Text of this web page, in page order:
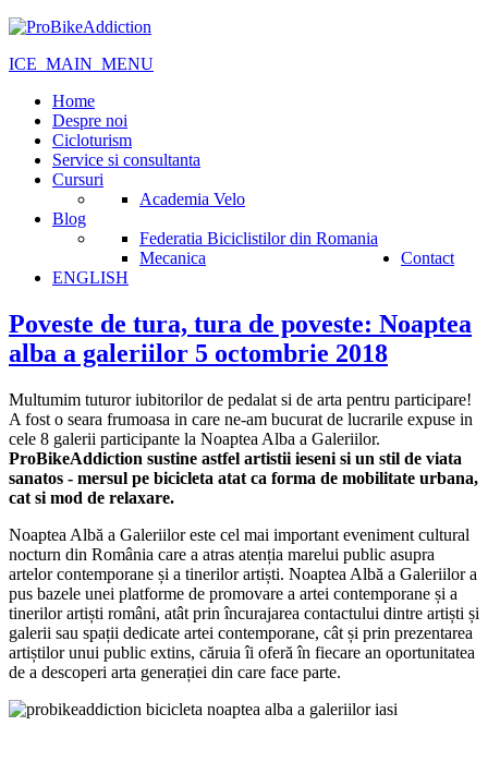
ICE_MAIN_MENU
Home
Despre noi
Cicloturism
Service si consultanta
Cursuri
Academia Velo
Blog
Federatia Biciclistilor din Romania
Mecanica
Contact
ENGLISH
Poveste de tura, tura de poveste: Noaptea
alba a galeriilor 5 octombrie 2018
Multumim tuturor iubitorilor de pedalat si de arta pentru participare!
A fost o seara frumoasa in care ne-am bucurat de lucrarile expuse in
cele 8 galerii participante la Noaptea Alba a Galeriilor.
ProBikeAddiction sustine astfel artistii ieseni si un stil de viata
sanatos - mersul pe bicicleta atat ca forma de mobilitate urbana,
cat si mod de relaxare.
Noaptea Albă a Galeriilor este cel mai important eveniment cultural
nocturn din România care a atras atenția marelui public asupra
artelor contemporane și a tinerilor artiști. Noaptea Albă a Galeriilor a
pus bazele unei platforme de promovare a artei contemporane și a
tinerilor artiști români, atât prin încurajarea contactului dintre artiști și
galerii sau spații dedicate artei contemporane, cât și prin prezentarea
artiștilor unui public extins, căruia îi oferă în fiecare an oportunitatea
de a descoperi arta generației din care face parte.